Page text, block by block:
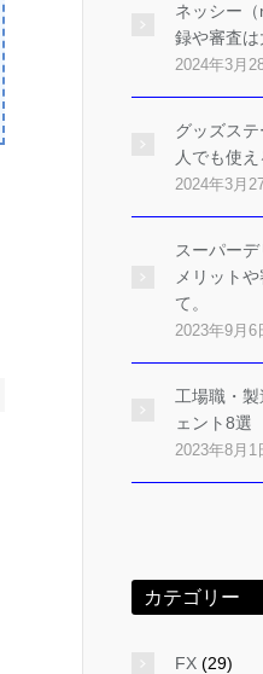
ネッシー
録や審査は
2024年3月
グッズス
人でも使え
2024年3月
スーパー
メリット
て。
2023年9月6
工場職・
ェント8選
2023年8月1
カテゴリー
FX (29)